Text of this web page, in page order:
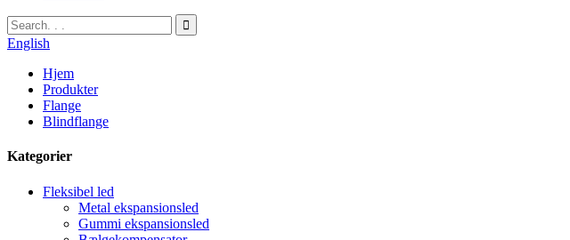
English
Hjem
Produkter
Flange
Blindflange
Kategorier
Fleksibel led
Metal ekspansionsled
Gummi ekspansionsled